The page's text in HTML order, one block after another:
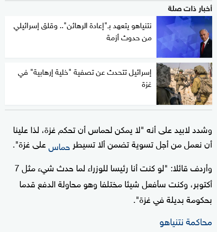
أخبار ذات صلة
نتنياهو يتعهد بـ"إعادة الرهائن".. وقلق إسرائيلي
من حدوث أزمة
إسرائيل تتحدث عن تصفية "خلية إرهابية" في
غزة
وشدد لابيد على أنه "لا يمكن لحماس أن تحكم غزة، لذا علينا
أن نعمل من أجل تسوية تضمن ألا تسيطر حماسعلى غزة".
وأردف قائلا: "لو كنت أنا رئيسا للوزراء لما حدث شيء مثل 7
أكتوبر، وكنت سأفعل شيئا مختلفا وهو محاولة الدفع قدما
بحكومة بديلة في غزة".
محاكمة نتنياهو